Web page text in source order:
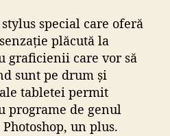
special care oferă
plăcută la
graficienii care vor să
sunt pe drum și
tabletei permit
programe de genul
un plus.